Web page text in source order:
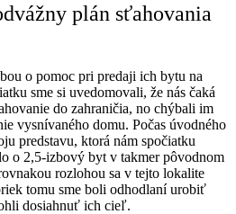
plán sťahovania
o pomoc pri predaji ich bytu na
sme si uvedomovali, že nás čaká
do zahraničia, no chýbali im
vysnívaného domu. Počas úvodného
predstavu, ktorá nám spočiatku
o 2,5-izbový byt v takmer pôvodnom
rozlohou sa v tejto lokalite
tomu sme boli odhodlaní urobiť
dosiahnuť ich cieľ.